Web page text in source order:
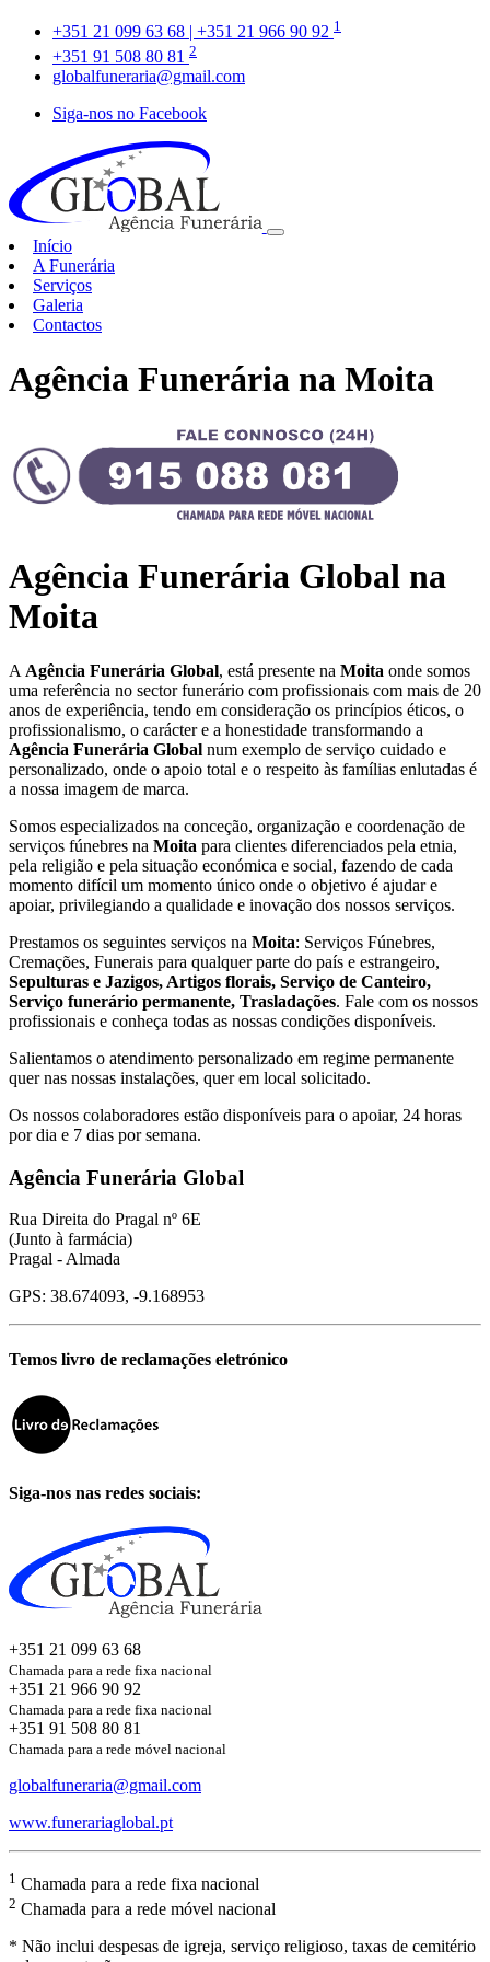
+351 21 099 63 68 | +351 21 966 90 92 1
+351 91 508 80 81 2
globalfuneraria@gmail.com
Siga-nos no Facebook
Início
A Funerária
Serviços
Galeria
Contactos
Agência Funerária na Moita
Agência Funerária Global na
Moita
A Agência Funerária Global, está presente na Moita onde somos
uma referência no sector funerário com profissionais com mais de 20
anos de experiência, tendo em consideração os princípios éticos, o
profissionalismo, o carácter e a honestidade transformando a
Agência Funerária Global num exemplo de serviço cuidado e
personalizado, onde o apoio total e o respeito às famílias enlutadas é
a nossa imagem de marca.
Somos especializados na conceção, organização e coordenação de
serviços fúnebres na Moita para clientes diferenciados pela etnia,
pela religião e pela situação económica e social, fazendo de cada
momento difícil um momento único onde o objetivo é ajudar e
apoiar, privilegiando a qualidade e inovação dos nossos serviços.
Prestamos os seguintes serviços na Moita: Serviços Fúnebres,
Cremações, Funerais para qualquer parte do país e estrangeiro,
Sepulturas e Jazigos, Artigos florais, Serviço de Canteiro,
Serviço funerário permanente, Trasladações. Fale com os nossos
profissionais e conheça todas as nossas condições disponíveis.
Salientamos o atendimento personalizado em regime permanente
quer nas nossas instalações, quer em local solicitado.
Os nossos colaboradores estão disponíveis para o apoiar, 24 horas
por dia e 7 dias por semana.
Agência Funerária Global
Rua Direita do Pragal nº 6E
(Junto à farmácia)
Pragal - Almada
GPS: 38.674093, -9.168953
Temos livro de reclamações eletrónico
Siga-nos nas redes sociais:
+351 21 099 63 68
Chamada para a rede fixa nacional
+351 21 966 90 92
Chamada para a rede fixa nacional
+351 91 508 80 81
Chamada para a rede móvel nacional
globalfuneraria@gmail.com
www.funerariaglobal.pt
1 Chamada para a rede fixa nacional
2 Chamada para a rede móvel nacional
* Não inclui despesas de igreja, serviço religioso, taxas de cemitério